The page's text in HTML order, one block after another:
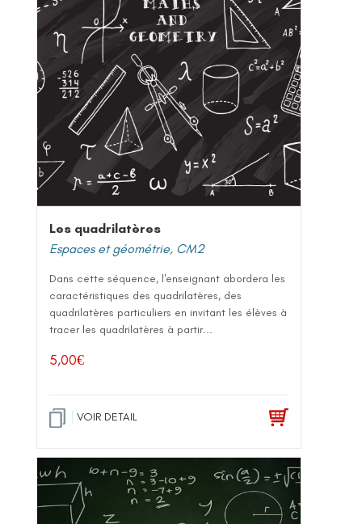
Les quadrilatères
Espaces et géométrie, CM2
Dans cette séquence, l'enseignant abordera les
caractéristiques des quadrilatères, des
quadrilatères particuliers en invitant les élèves à
tracer les quadrilatères à partir...
5,00€
VOIR DETAIL